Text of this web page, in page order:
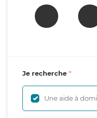
Je recherche
Une aide à